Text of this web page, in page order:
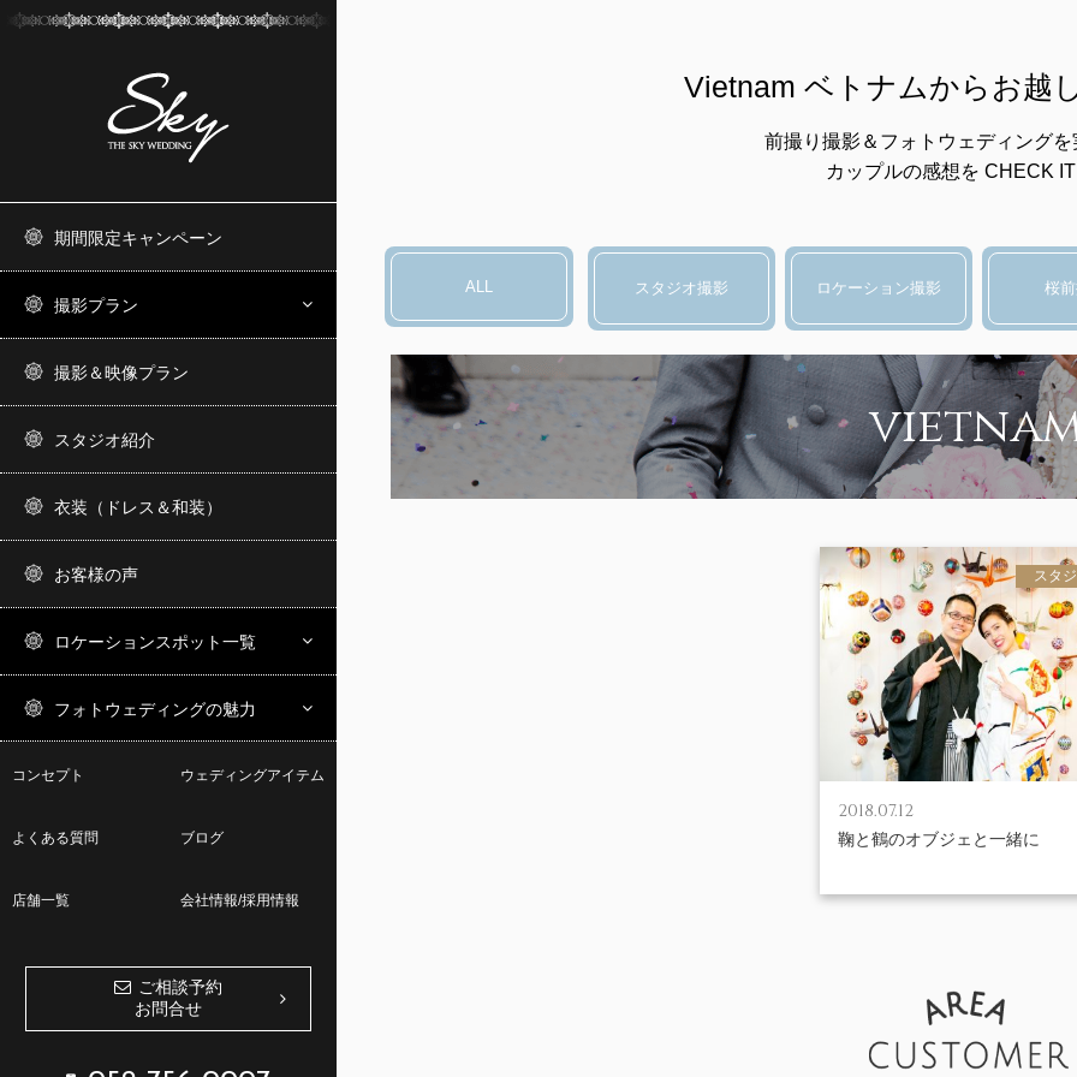
期間限定キャンペーン
撮影プラン
撮影＆映像プラン
スタジオ紹介
衣装（ドレス＆和装）
お客様の声
ロケーションスポット一覧
フォトウェディングの魅力
コンセプト ウェディングアイテム
よくある質問 ブログ
店舗一覧 会社情報/採用情報
ご相談予約
お問合せ
Vietnam ベトナムからお越
前撮り撮影＆フォトウェディング
カップルの感想を CHECK
ALL スタジオ撮影 ロケーション撮影 桜
2018.07.12
鞠と鶴のオブジェと一緒に
スタ